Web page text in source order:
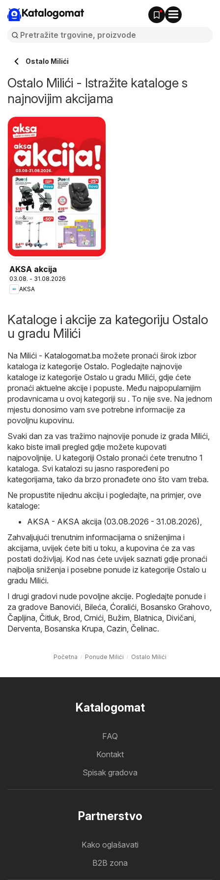
Katalogomat
Ostalo Milići
Ostalo Milići - Istražite kataloge s
najnovijim akcijama
AKSA akcija
03.08. - 31.08.2026
AKSA
Kataloge i akcije za kategoriju Ostalo
u gradu Milići
Na Milići - Katalogomat.ba možete pronaći širok izbor
kataloga iz kategorije Ostalo. Pogledajte najnovije
kataloge iz kategorije Ostalo u gradu Milići, gdje ćete
pronaći aktuelne akcije i popuste. Među najpopularnijim
prodavnicama u ovoj kategoriji su . To nije sve. Na jednom
mjestu donosimo vam sve potrebne informacije za
povoljnu kupovinu.
Svaki dan za vas tražimo najnovije ponude iz grada Milići,
kako biste imali pregled gdje možete kupovati
najpovoljnije. U kategoriji Ostalo pronaći ćete trenutno 1
kataloga. Svi katalozi su jasno raspoređeni po
kategorijama, tako da brzo pronađete ono što vam treba.
Ne propustite nijednu akciju i pogledajte, na primjer, ove
kataloge:
AKSA - AKSA akcija (03.08.2026 - 31.08.2026)
Zahvaljujući trenutnim informacijama o sniženjima i
akcijama, uvijek ćete biti u toku, a kupovina će za vas
postati doživljaj. Kod nas ćete uvijek saznati gdje pronaći
najbolja sniženja i posebne ponude iz kategorije Ostalo u
gradu Milići.
I drugi gradovi nude povoljne akcije. Pogledajte ponude i
za gradove Banovići Bileća Ćoralići Bosansko Grahovo
Čapljina Čitluk Brod Crnići Bužim Blatnica Divičani
Derventa Bosanska Krupa Cazin Čelinac.
Početna Ponude Milići Ostalo Milići
Katalogomat
FAQ
Kontakt
Spisak gradova
Partnerstvo
Kako oglašavati
B2B zona